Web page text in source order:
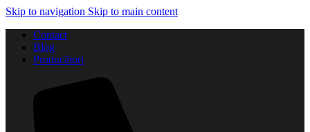
Skip to navigation Skip to main content
Contact
Blog
Producători